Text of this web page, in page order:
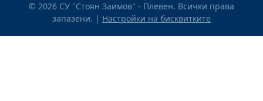
© 2026 СУ "Стоян Заимов" - Плевен. Всички права
запазени. | Настройки на бисквитките